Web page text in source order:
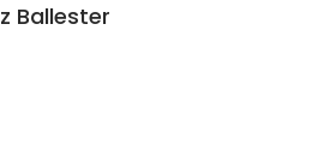
Ballester